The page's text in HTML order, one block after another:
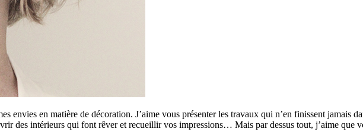
envies en matière de décoration. J’aime vous présenter les travaux qui n’en finissent jamais
des intérieurs qui font rêver et recueillir vos impressions… Mais par dessus tout, j’aime que